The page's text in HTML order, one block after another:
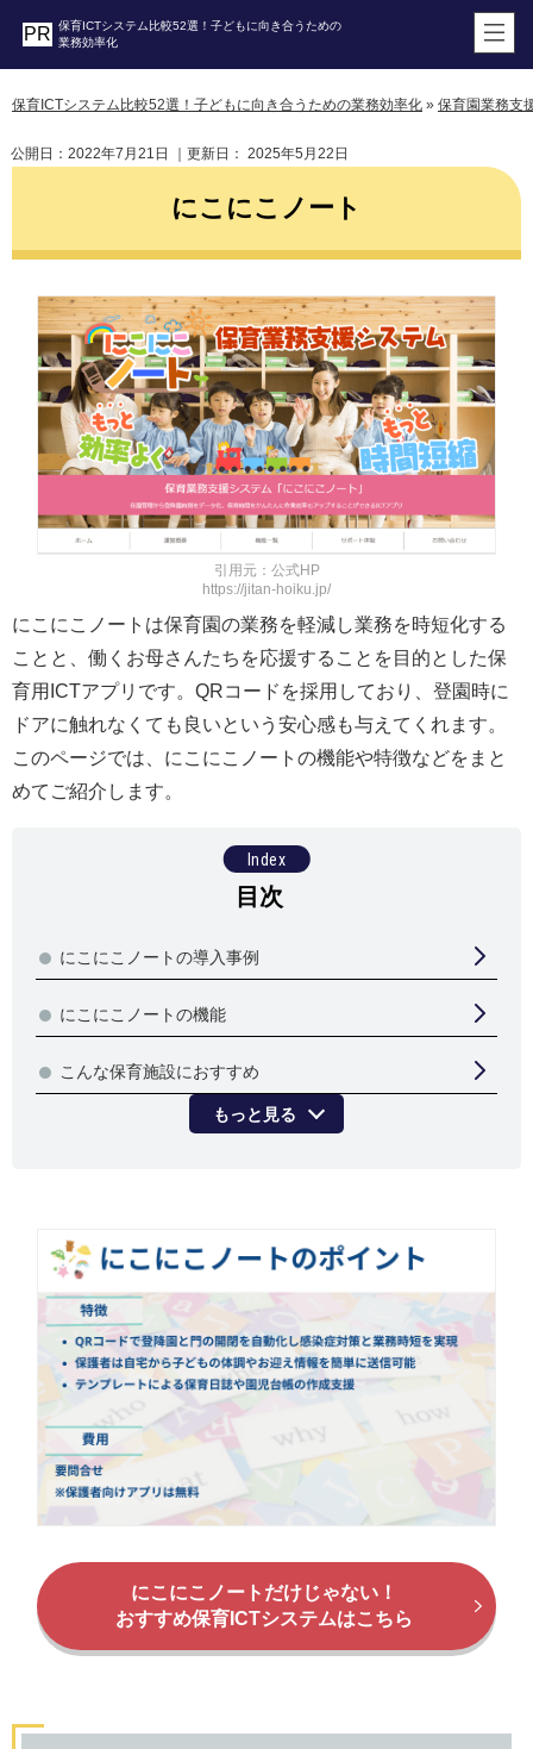
保育ICTシステム比較52選！子どもに向き合うための
業務効率化
保育ICTシステム比較52選！子どもに向き合うための業務効率化 » 保育園業務支
公開日： 2022年7月21日 ｜更新日： 2025年5月22日
にこにこノート
引用元：公式HP
https://jitan-hoiku.jp/
にこにこノートは保育園の業務を軽減し業務を時短化する
ことと、働くお母さんたちを応援することを目的とした保
育用ICTアプリです。QRコードを採用しており、登園時に
ドアに触れなくても良いという安心感も与えてくれます。
このページでは、にこにこノートの機能や特徴などをまと
めてご紹介します。
にこにこノートの導入事例
にこにこノートの機能
こんな保育施設におすすめ
もっと見る
にこにこノートだけじゃない！
おすすめ保育ICTシステムはこちら